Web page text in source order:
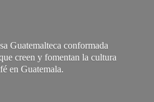
Guatemalteca conformada
creen y fomentan la cultura
en Guatemala.